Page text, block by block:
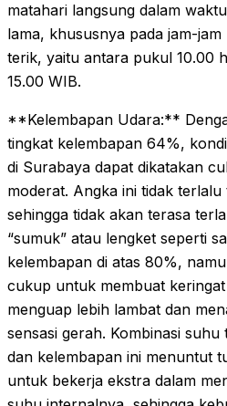
matahari langsung dalam
lama, khususnya pada jam-jam
terik, yaitu antara pukul 10.00
15.00 WIB.
**Kelembapan Udara:**
tingkat kelembapan 64%,
di Surabaya dapat dikatakan
moderat. Angka ini tidak terlalu
sehingga tidak akan terasa
“sumuk” atau lengket seperti
kelembapan di atas 80%,
cukup untuk membuat keringat
menguap lebih lambat dan
sensasi gerah. Kombinasi suhu
dan kelembapan ini menuntut
untuk bekerja ekstra dalam